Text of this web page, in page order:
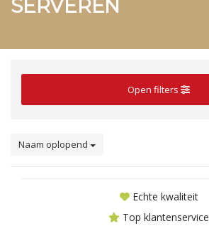
SERVEREN
Open filters
Naam oplopend
Echte kwaliteit
Top klantenservice